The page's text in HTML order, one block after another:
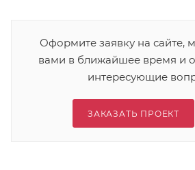
Оформите заявку на сайте,
вами в ближайшее время и
интересующие
ЗАКАЗАТЬ ПРОЕКТ